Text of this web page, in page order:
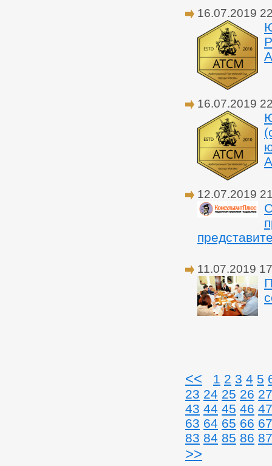
16.07.2019
16.07.2019
12.07.2019
11.07.2019
<< 1 2 3 4 5
23 24 25 26 27
43 44 45 46 47
63 64 65 66 67
83 84 85 86 87
>>